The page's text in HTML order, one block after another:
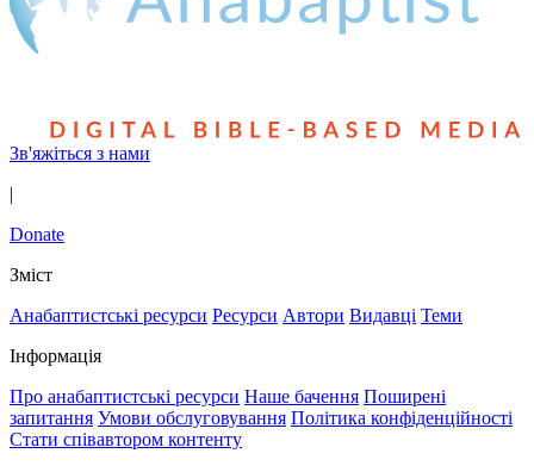
Зв'яжіться з нами
|
Donate
Зміст
Анабаптистські ресурси Ресурси Автори Видавці Теми
Інформація
Про анабаптистські ресурси Наше бачення Поширені
запитання Умови обслуговування Політика конфіденційності
Стати співавтором контенту